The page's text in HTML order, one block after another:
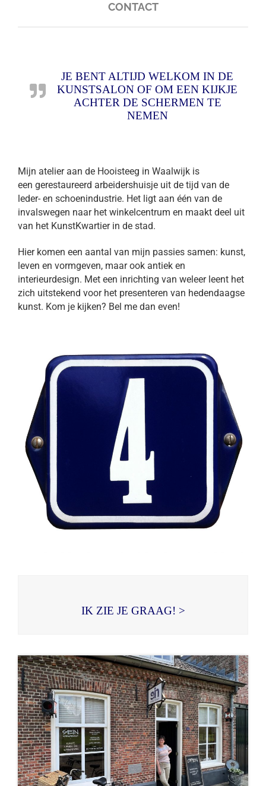
CONTACT
JE BENT ALTIJD WELKOM IN DE
KUNSTSALON OF OM EEN KIJKJE
ACHTER DE SCHERMEN TE
NEMEN
Mijn atelier aan de Hooisteeg in Waalwijk is
een gerestaureerd arbeidershuisje uit de tijd van de
leder- en schoenindustrie. Het ligt aan één van de
invalswegen naar het winkelcentrum en maakt deel uit
van het KunstKwartier in de stad.
Hier komen een aantal van mijn passies samen: kunst,
leven en vormgeven, maar ook antiek en
interieurdesign. Met een inrichting van weleer leent het
zich uitstekend voor het presenteren van hedendaagse
kunst. Kom je kijken? Bel me dan even!
IK ZIE JE GRAAG! >